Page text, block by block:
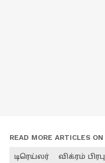
READ MORE ARTICLES ON
டிரெய்லர் விக்ரம் பிரபு